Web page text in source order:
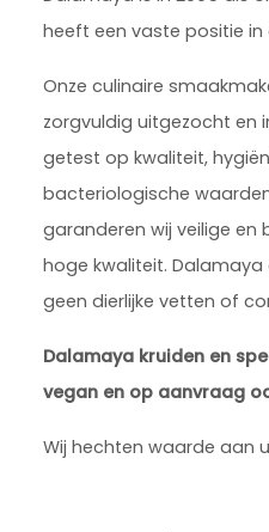
heeft een vaste positie in
Onze culinaire
zorgvuldig uitgezocht en
getest op kwaliteit,
bacteriologische
garanderen wij veilige en
hoge kwaliteit.
geen dierlijke vetten of
Dalamaya kruiden en
vegan en op aanvraag
Wij hechten waarde aan